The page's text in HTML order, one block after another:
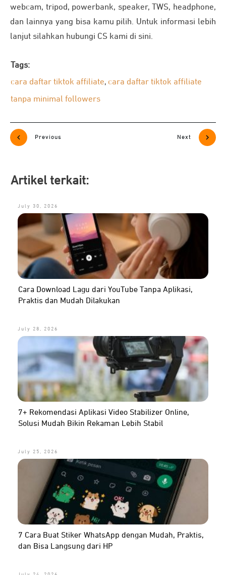
webcam, tripod, powerbank, speaker, TWS, headphone,
dan lainnya yang bisa kamu pilih. Untuk informasi lebih
lanjut silahkan hubungi CS kami di sini.
Tags:
cara daftar tiktok affiliate, cara daftar tiktok affiliate
tanpa minimal followers
Previous Next
Artikel terkait:
July 30, 2026
Cara Download Lagu dari YouTube Tanpa Aplikasi,
Praktis dan Mudah Dilakukan
July 28, 2026
7+ Rekomendasi Aplikasi Video Stabilizer Online,
Solusi Mudah Bikin Rekaman Lebih Stabil
July 25, 2026
7 Cara Buat Stiker WhatsApp dengan Mudah, Praktis,
dan Bisa Langsung dari HP